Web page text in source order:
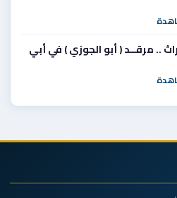
.. مرقــد ( أبو الجوزي ) في أبي